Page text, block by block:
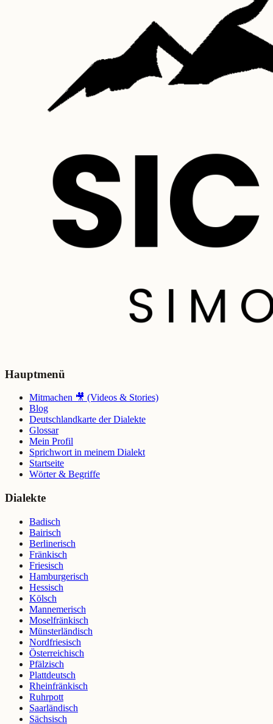
Hauptmenü
Mitmachen 🎥 (Videos & Stories)
Blog
Deutschlandkarte der Dialekte
Glossar
Mein Profil
Sprichwort in meinem Dialekt
Startseite
Wörter & Begriffe
Dialekte
Badisch
Bairisch
Berlinerisch
Fränkisch
Friesisch
Hamburgerisch
Hessisch
Kölsch
Mannemerisch
Moselfränkisch
Münsterländisch
Nordfriesisch
Österreichisch
Pfälzisch
Plattdeutsch
Rheinfränkisch
Ruhrpott
Saarländisch
Sächsisch